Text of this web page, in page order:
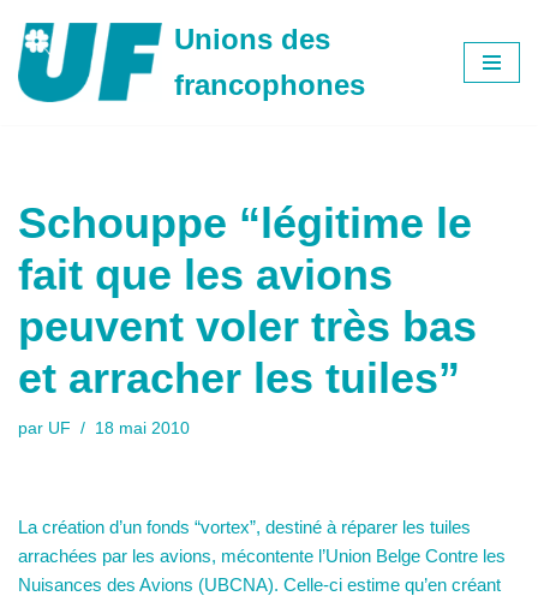
Aller
au
Unions des
francophones
Schouppe “légitime le
fait que les avions
peuvent voler très bas
et arracher les tuiles”
par UF 18 mai 2010
La création d’un fonds “vortex”, destiné à réparer les tuiles
arrachées par les avions, mécontente l’Union Belge Contre les
Nuisances des Avions (UBCNA). Celle-ci estime qu’en créant